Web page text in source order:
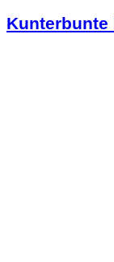
Kunterbunte